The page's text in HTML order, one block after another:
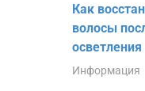
Как
волосы
осветления
Информация